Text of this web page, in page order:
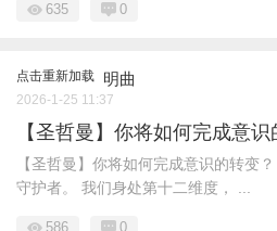
635 0
点击重新加载 明曲
2026-1-25 11:37
【圣哲曼】你将如何完成意识
【圣哲曼】你将如何完成意识的转变
守护者。 我们身处第十二维度， ...
586 0